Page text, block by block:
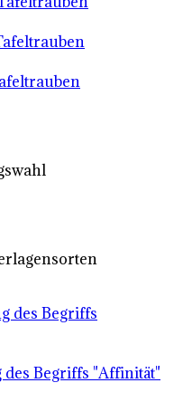
des Begriffs
Begriffs "Affinität"